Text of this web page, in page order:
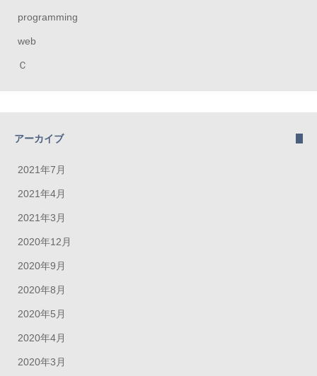
programming
web
Ｃ
アーカイブ
2021年7月
2021年4月
2021年3月
2020年12月
2020年9月
2020年8月
2020年5月
2020年4月
2020年3月